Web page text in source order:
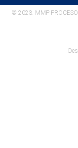
© 2023. MMP